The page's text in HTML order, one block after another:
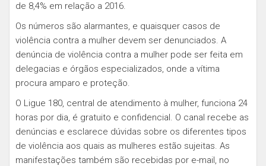
de 8,4% em relação a 2016.
Os números são alarmantes, e quaisquer casos de
violência contra a mulher devem ser denunciados. A
denúncia de violência contra a mulher pode ser feita em
delegacias e órgãos especializados, onde a vítima
procura amparo e proteção.
O Ligue 180, central de atendimento à mulher, funciona 24
horas por dia, é gratuito e confidencial. O canal recebe as
denúncias e esclarece dúvidas sobre os diferentes tipos
de violência aos quais as mulheres estão sujeitas. As
manifestações também são recebidas por e-mail, no